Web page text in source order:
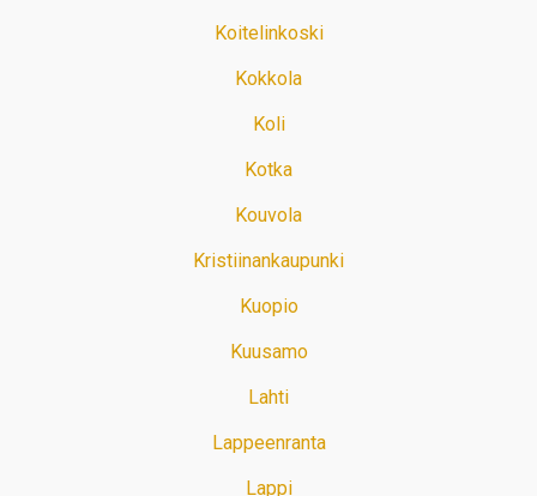
Koitelinkoski
Kokkola
Koli
Kotka
Kouvola
Kristiinankaupunki
Kuopio
Kuusamo
Lahti
Lappeenranta
Lappi